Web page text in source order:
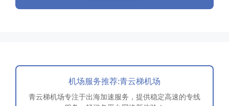
机场服务推荐:青云梯机场
青云梯机场专注于出海加速服务，提供稳定高速的专线